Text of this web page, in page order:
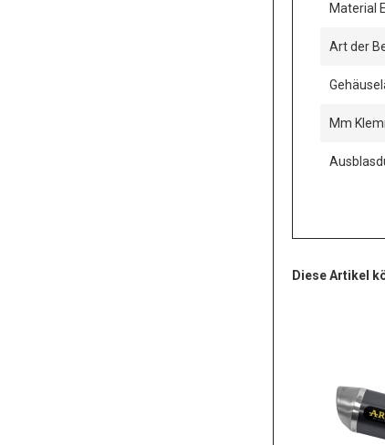
Material
Art der
Mm
Diese Artikel